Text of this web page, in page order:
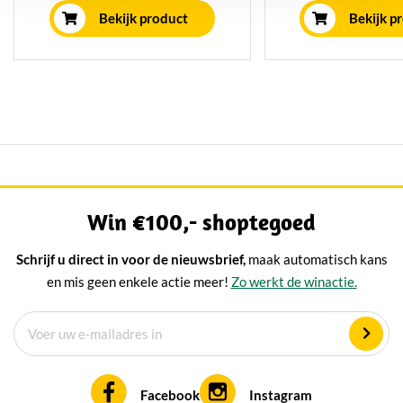
Of kies ervoor om dit pakket
cadeau te geven. Perfect voor
liefhebbers van kaas en
Bekijk product
even wat kleiner.
boerenkaas in
verpakking, ideaal
Bekijk
Win €100,- shoptegoed
Schrijf u direct in voor de nieuwsbrief, maak automatisch kans
en mis geen enkele actie meer! Zo werkt de winactie.
Facebook Instagram